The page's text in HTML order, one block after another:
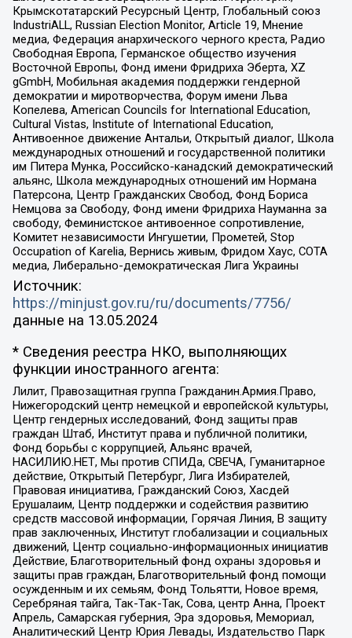
Крымскотатарский Ресурсный Центр, Глобальный союз
IndustriALL, Russian Election Monitor, Article 19, Мнение
медиа, Федерация анархического черного креста, Радио
Свободная Европа, Германское общество изучения
Восточной Европы, Фонд имени Фридриха Эберта, XZ
gGmbH, Мобильная академия поддержки гендерной
демократии и миротворчества, Форум имени Льва
Копелева, American Councils for International Education,
Cultural Vistas, Institute of International Education,
Антивоенное движение Антальи, Открытый диалог, Школа
международных отношений и государственной политики
им Питера Мунка, Российско-канадский демократический
альянс, Школа международных отношений им Нормана
Патерсона, Центр Гражданских Свобод, Фонд Бориса
Немцова за Свободу, Фонд имени Фридриха Науманна за
свободу, Феминистское антивоенное сопротивление,
Комитет независимости Ингушетии, Прометей, Stop
Occupation of Karelia, Вернись живым, Фридом Хаус, СОТА
медиа, Либерально-демократическая Лига Украины
Источник:
https://minjust.gov.ru/ru/documents/7756/
данные на 13.05.2024
* Сведения реестра НКО, выполняющих
функции иностранного агента:
Лилит, Правозащитная группа Гражданин.Армия.Право,
Нижегородский центр немецкой и европейской культуры,
Центр гендерных исследований, Фонд защиты прав
граждан Штаб, Институт права и публичной политики,
Фонд борьбы с коррупцией, Альянс врачей,
НАСИЛИЮ.НЕТ, Мы против СПИДа, СВЕЧА, Гуманитарное
действие, Открытый Петербург, Лига Избирателей,
Правовая инициатива, Гражданский Союз, Хасдей
Ерушалаим, Центр поддержки и содействия развитию
средств массовой информации, Горячая Линия, В защиту
прав заключенных, Институт глобализации и социальных
движений, Центр социально-информационных инициатив
Действие, Благотворительный фонд охраны здоровья и
защиты прав граждан, Благотворительный фонд помощи
осужденным и их семьям, Фонд Тольятти, Новое время,
Серебряная тайга, Так-Так-Так, Сова, центр Анна, Проект
Апрель, Самарская губерния, Эра здоровья, Мемориал,
Аналитический Центр Юрия Левады, Издательство Парк